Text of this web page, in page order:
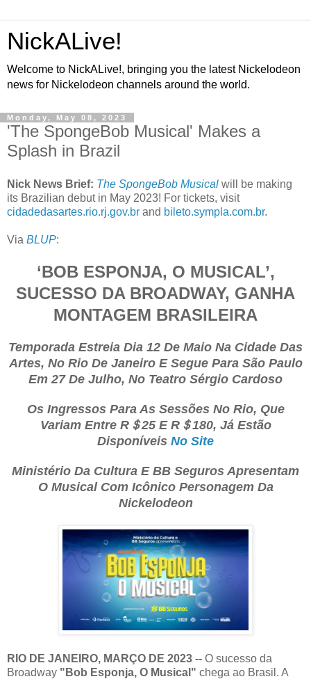
NickALive!
Welcome to NickALive!, bringing you the latest Nickelodeon
news for Nickelodeon channels around the world.
Monday, May 08, 2023
'The SpongeBob Musical' Makes a
Splash in Brazil
Nick News Brief: The SpongeBob Musical will be making
its Brazilian debut in May 2023! For tickets, visit
cidadedasartes.rio.rj.gov.br and bileto.sympla.com.br.
Via BLUP:
‘BOB ESPONJA, O MUSICAL’,
SUCESSO DA BROADWAY, GANHA
MONTAGEM BRASILEIRA
Temporada Estreia Dia 12 De Maio Na Cidade Das
Artes, No Rio De Janeiro E Segue Para São Paulo
Em 27 De Julho, No Teatro Sérgio Cardoso
Os Ingressos Para As Sessões No Rio, Que
Variam Entre R＄25 E R＄180, Já Estão
Disponíveis No Site
Ministério Da Cultura E BB Seguros Apresentam
O Musical Com Icônico Personagem Da
Nickelodeon
RIO DE JANEIRO, MARÇO DE 2023 -- O sucesso da
Broadway "Bob Esponja, O Musical" chega ao Brasil. A